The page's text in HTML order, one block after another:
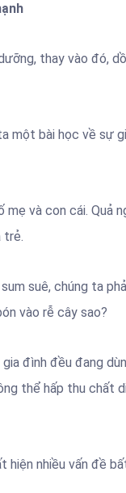
thay vào đó,
một bài học về sự
và con cái. Quả
trẻ.
suê, chúng ta
vào rễ cây sao?
đình đều đang
thể hấp thu chất
hiện nhiều vấn đề